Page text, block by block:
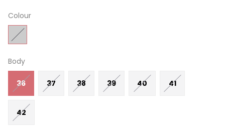
Colour
Body
36 37 38 39 40 41
42